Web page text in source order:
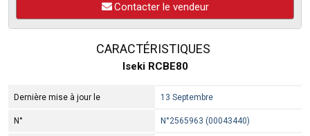
Contacter le vendeur
CARACTÉRISTIQUES
Iseki RCBE80
Dernière mise à jour le 13 Septembre
N° N°2565963 (00043440)